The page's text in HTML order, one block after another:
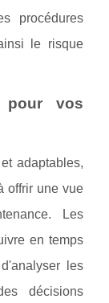
procédures
le risque
pour vos
adaptables,
offrir une vue
Les
en temps
les
décisions